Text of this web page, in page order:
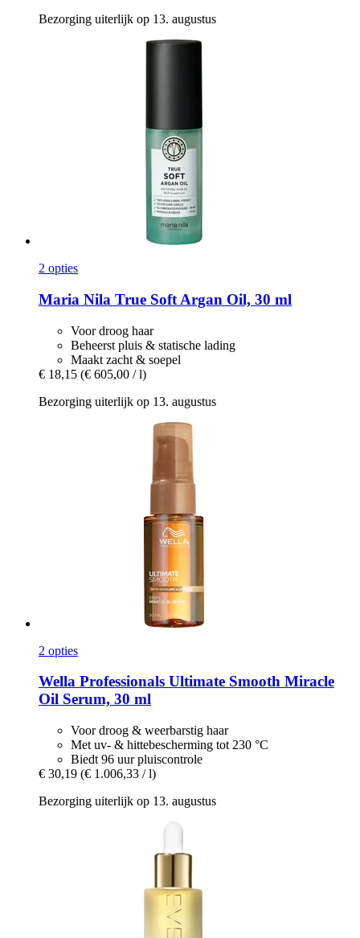
Bezorging uiterlijk op 13. augustus
2 opties
Maria Nila True Soft Argan Oil, 30 ml
Voor droog haar
Beheerst pluis & statische lading
Maakt zacht & soepel
€ 18,15 (€ 605,00 / l)
Bezorging uiterlijk op 13. augustus
2 opties
Wella Professionals Ultimate Smooth Miracle
Oil Serum, 30 ml
Voor droog & weerbarstig haar
Met uv- & hittebescherming tot 230 °C
Biedt 96 uur pluiscontrole
€ 30,19 (€ 1.006,33 / l)
Bezorging uiterlijk op 13. augustus